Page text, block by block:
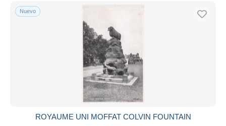
Nuevo
ROYAUME UNI MOFFAT COLVIN FOUNTAIN